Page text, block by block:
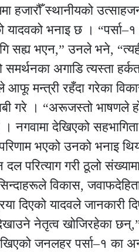
हजारौँ स्थानीयको
भनाइ छ ।
सह्य भएन,” उनले भने,
समर्थनका अगाडि त्यस्ता
आफू मन्त्री रहँदा गरेका
गरे । “अरूजस्तो भाषणले
नगवामा देखिएको
भएको उनको भनाइ
दल परित्याग गरी ठूलो
विकास,
दिएको यादवले जानकारी
देखाउने नेतृत्व खोजिरहेका
जनलहर पर्सा–१ का